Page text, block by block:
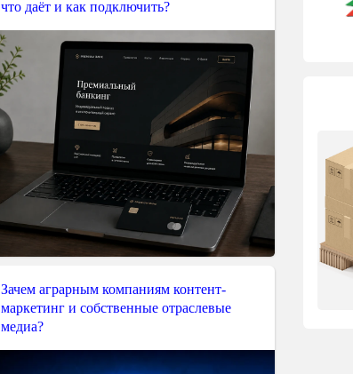
что даёт и как подключить?
Зачем аграрным компаниям контент-
маркетинг и собственные отраслевые
медиа?